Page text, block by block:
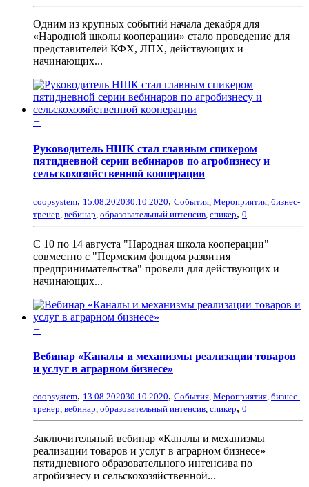
Одним из крупных событий начала декабря для
«Народной школы кооперации» стало проведение для
представителей КФХ, ЛПХ, действующих и
начинающих...
+
Руководитель НШК стал главным спикером
пятидневной серии вебинаров по агробизнесу и
сельскохозяйственной кооперации
coopsystem, 15.08.202030.10.2020, События Мероприятия бизнес-
тренер вебинар образовательный интенсив спикер, 0
С 10 по 14 августа "Народная школа кооперации"
совместно с "Пермским фондом развития
предпринимательства" провели для действующих и
начинающих...
+
Вебинар «Каналы и механизмы реализации товаров
и услуг в аграрном бизнесе»
coopsystem, 13.08.202030.10.2020, События, Мероприятия, бизнес-
тренер, вебинар, образовательный интенсив, спикер, 0
Заключительный вебинар «Каналы и механизмы
реализации товаров и услуг в аграрном бизнесе»
пятидневного образовательного интенсива по
агробизнесу и сельскохозяйственной...